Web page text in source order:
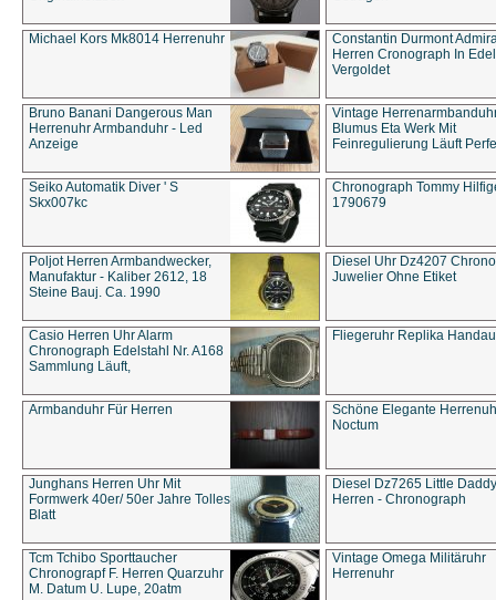
Michael Kors Mk8014 Herrenuhr
Constantin Durmont
Herren Cronograph In
Vergoldet
Bruno Banani Dangerous Man
Herrenuhr Armbanduhr - Led
Anzeige
Vintage
Blumus Eta Werk Mit
Feinregulierung Läuft
Seiko Automatik Diver ' S
Skx007kc
Chronograph Tommy
1790679
Poljot Herren Armbandwecker,
Manufaktur - Kaliber 2612, 18
Steine Bauj. Ca. 1990
Diesel Uhr Dz4207
Juwelier Ohne Etiket
Casio Herren Uhr Alarm
Chronograph Edelstahl Nr. A168
Sammlung Läuft,
Fliegeruhr Replika
Armbanduhr Für Herren
Schöne Elegante
Noctum
Junghans Herren Uhr Mit
Formwerk 40er/ 50er Jahre Tolles
Blatt
Diesel Dz7265 Little Daddy
Herren - Chronograph
Tcm Tchibo Sporttaucher
Chronograpf F. Herren Quarzuhr
M. Datum U. Lupe, 20atm
Vintage Omega Militäruhr
Herrenuhr